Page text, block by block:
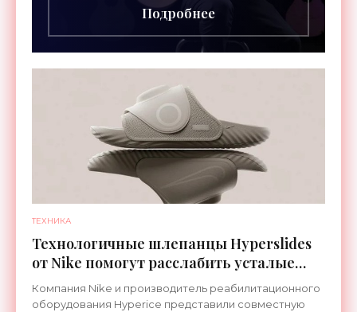
Подробнее
ТЕХНИКА
Технологичные шлепанцы Hyperslides
от Nike помогут расслабить усталые
ноги после тренировки - «Гаджеты»
Компания Nike и производитель реабилитационного
оборудования Hyperice представили совместную